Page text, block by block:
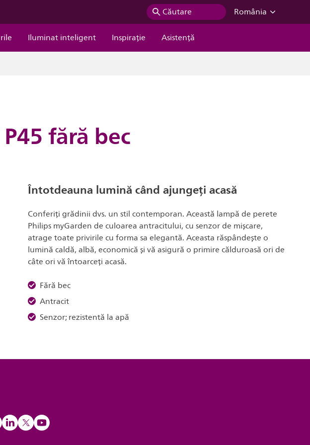
Căutare
România
Iluminat inteligent Inspiraţie Asistență
fără bec
Întotdeauna lumină când ajungeți acasă
Conferiți grădinii dvs. un stil contemporan. Această lampă de perete
Philips myGarden de culoarea antracitului, cu senzor de mișcare,
atrage toate privirile cu forma sa elegantă. Aceasta răspândește o
lumină caldă, albă, economică și vă asigură o primire călduroasă ori de
câte ori vă întoarceți acasă.
Fără bec
Antracit
Senzor; rezistentă la apă